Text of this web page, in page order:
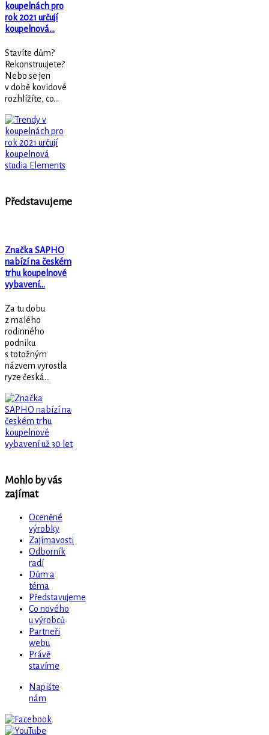
koupelnách pro
rok 2021 určují
koupelnová…
Stavíte dům?
Rekonstruujete?
Nebo se jen
v době kovidové
rozhlížíte, co...
Představujeme
Značka SAPHO
nabízí na českém
trhu koupelnové
vybavení…
Za tu dobu
z malého
rodinného
podniku
s totožným
názvem vyrostla
ryze česká...
Mohlo by vás
zajímat
Oceněné
výrobky
Zajímavosti
Odborník
radí
Dům a
téma
Představujeme
Co nového
u výrobců
Partneři
webu
Právě
stavíme
Napište
nám